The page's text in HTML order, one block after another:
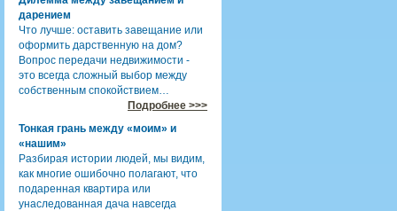
дарением
Что лучше: оставить завещание или
оформить дарственную на дом?
Вопрос передачи недвижимости -
это всегда сложный выбор между
собственным спокойствием…
Подробнее >>>
Тонкая грань между «моим» и
«нашим»
Разбирая истории людей, мы видим,
как многие ошибочно полагают, что
подаренная квартира или
унаследованная дача навсегда